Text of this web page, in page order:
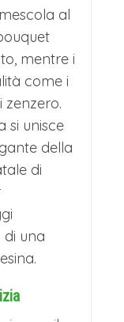
al
mentre i
come i
zenzero.
si unisce
della
di
di una